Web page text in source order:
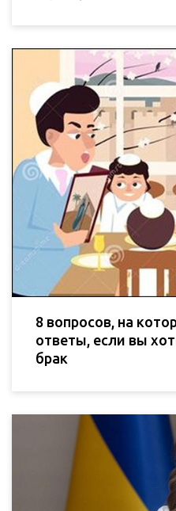
8 вопросов, на
ответы, если вы
брак